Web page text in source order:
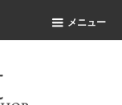
メニュー